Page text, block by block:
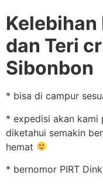
dan Teri
Sibonbon
* bisa di campur
* expedisi akan kami
diketahui semakin
hemat
* bernomor PIRT